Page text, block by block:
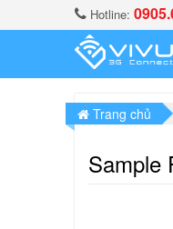
Hotline:
Trang chủ
Sample